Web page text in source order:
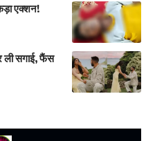
एक्शन!
ली सगाई, फैंस